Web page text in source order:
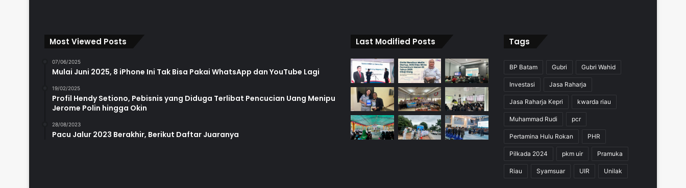
Most Viewed Posts
07/06/2025
Mulai Juni 2025, 8 iPhone Ini Tak Bisa Pakai WhatsApp dan YouTube Lagi
19/02/2025
Profil Hendy Setiono, Pebisnis yang Diduga Terlibat Pencucian Uang Menipu
Jerome Polin hingga Okin
28/08/2023
Pacu Jalur 2023 Berakhir, Berikut Daftar Juaranya
Last Modified Posts Tags
BP Batam Gubri Gubri Wahid
Investasi Jasa Raharja
Jasa Raharja Kepri kwarda riau
Muhammad Rudi pcr
Pertamina Hulu Rokan PHR
Pilkada 2024 pkm uir Pramuka
Riau Syamsuar UIR Unilak